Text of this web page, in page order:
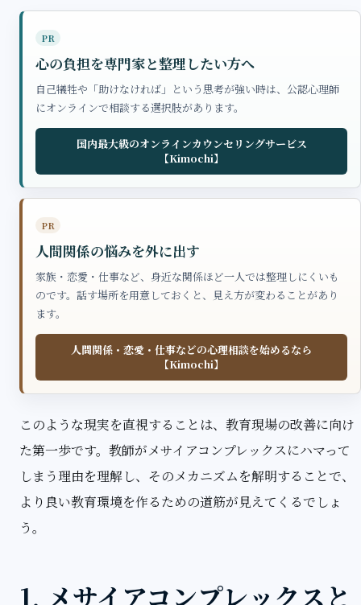
PR
心の負担を専門家と整理したい方へ
自己犠牲や「助けなければ」という思考が強い時は、公認心理師
にオンラインで相談する選択肢があります。
国内最大級のオンラインカウンセリングサービス
【Kimochi】
PR
人間関係の悩みを外に出す
家族・恋愛・仕事など、身近な関係ほど一人では整理しにくいも
のです。話す場所を用意しておくと、見え方が変わることがあり
ます。
人間関係・恋愛・仕事などの心理相談を始めるなら
【Kimochi】
このような現実を直視することは、教育現場の改善に向け
た第一歩です。教師がメサイアコンプレックスにハマって
しまう理由を理解し、そのメカニズムを解明することで、
より良い教育環境を作るための道筋が見えてくるでしょ
う。
1. メサイアコンプレックスと